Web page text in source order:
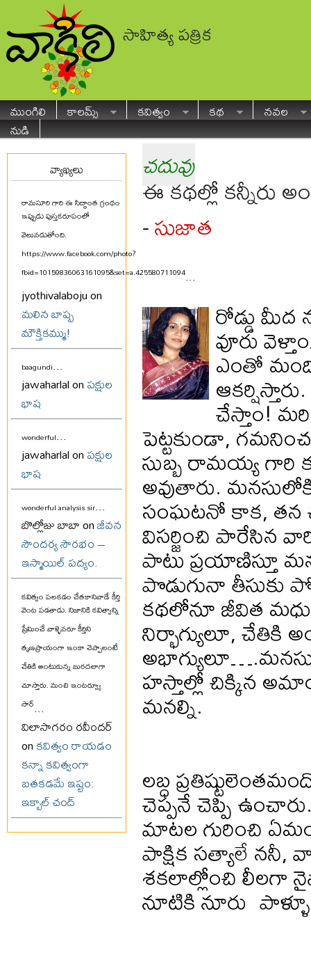
సాహిత్య పత్రిక
ముంగిలి కాలమ్స్ కవిత్వం కథ
నవల
నుడి
వ్యాఖ్యలు
రామసూరి గారి ఈ సిద్ధాంత గ్రంథం
ఇప్పుడు పుస్తకరూపంలో
వెలువడుతోంది.
https://www.facebook.com/photo?
fbid=10159836063161095&set=a.425580711094...
jyothivalaboju on
మలిన బాష్ప
మౌక్తికమ్ము!
baagundi...
jawaharlal onపక్షుల
భాష
wonderful...
jawaharlal onపక్షుల
భాష
wonderful analysis sir...
బొల్లోజు బాబా onజీవన
సౌందర్య సౌరభం –
ఇస్మాయిల్ పద్యం.
కవిత్వం పలకడం చేతకానివాడే కీర్తి
వెంట పడతాడు. నిజానికి కవిత్వాన్ని
ప్రేమించే వాళ్ళెవరూ కీర్తిని
తృణప్రాయంగా ఇంకా చెప్పాలంటే
చేతికి అంటుకున్న బురదలాగా
చూస్తారు. మంచి ఇంటర్వ్యూ
సార్...
విలాసాగరం రవీందర్
onకవిత్వం రాయడం
కన్నా కవిత్వంగా
బతకడమే ఇష్టం:
ఇక్బాల్ చంద్
చదువు
ఈ కథల్లో కన్నీరు
-సుజాత
రోడ్డు మీద
వూరు
ఎంతో
చేస్తాం!
పెట్టకుండా,
సుబ్బ రామయ్య గారి
అవుతారు.
సంఘటనో కాక, తన
విసర్జించి పారేసిన
పాటు ప్రయాణిస్తూ
పొడుగునా తీసుకు
కథలోనూ జీవిత
నిర్భాగ్యులూ,
హస్తాల్లో చిక్కిన
మనల్ని.
లబ్ధ
చెప్పనే చెప్పి
మాటల గురించి
పాక్షిక సత్యాలే ననీ,
శకలాల్లోంచి లీలగా
నూటికి నూరు